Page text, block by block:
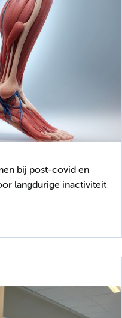
bij post-covid en
langdurige inactiviteit